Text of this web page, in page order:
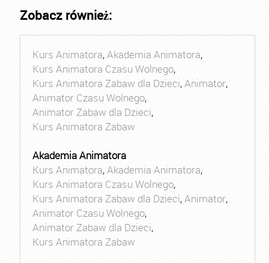
Zobacz również:
Kurs Animatora,Akademia Animatora,
Kurs Animatora Czasu Wolnego,
Kurs Animatora Zabaw dla Dzieci,Animator,
Animator Czasu Wolnego,
Animator Zabaw dla Dzieci,
Kurs Animatora Zabaw
Akademia Animatora
Kurs Animatora,Akademia Animatora,
Kurs Animatora Czasu Wolnego,
Kurs Animatora Zabaw dla Dzieci,Animator,
Animator Czasu Wolnego,
Animator Zabaw dla Dzieci,
Kurs Animatora Zabaw